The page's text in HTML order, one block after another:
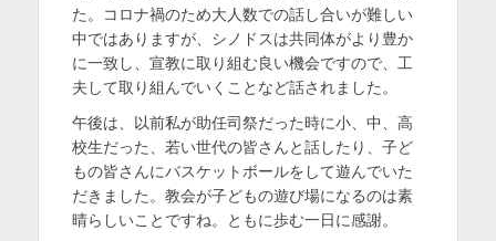
た。コロナ禍のため大人数での話し合いが難しい
中ではありますが、シノドスは共同体がより豊か
に一致し、宣教に取り組む良い機会ですので、工
夫して取り組んでいくことなど話されました。
午後は、以前私が助任司祭だった時に小、中、高
校生だった、若い世代の皆さんと話したり、子ど
もの皆さんにバスケットボールをして遊んでいた
だきました。教会が子どもの遊び場になるのは素
晴らしいことですね。ともに歩む一日に感謝。